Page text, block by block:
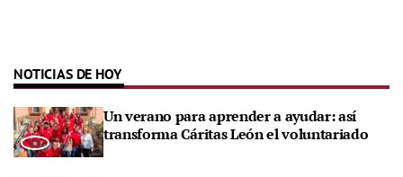
NOTICIAS DE HOY
Un verano para aprender a ayudar: así
transforma Cáritas León el voluntariado